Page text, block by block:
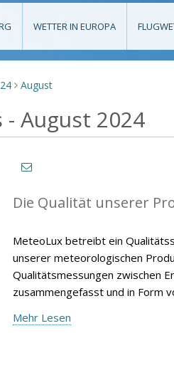
WETTER IN EUROPA
> August
August 2024
Die Qualität unserer
MeteoLux betreibt ein
unserer meteorologischen
Qualitätsmessungen zwischen
zusammengefasst und in Form
Mehr Lesen